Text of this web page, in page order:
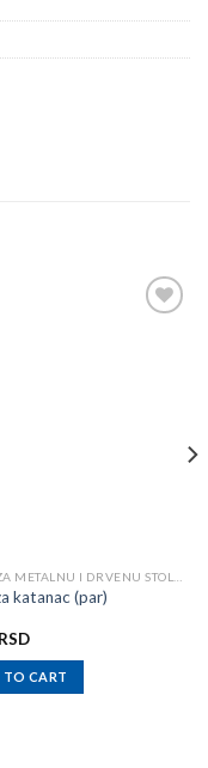
katanac (par)
RSD
TO CART